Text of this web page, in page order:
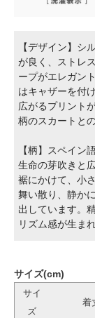
【デザイン】シ
が良く、ストレ
ープがエレガン
はキャザーを付
広がるプリント
柄のスカートと
【柄】スペイン
生命の芽吹きと
裾にかけて、小
舞い散り、静か
出しています。
リズム感が生ま
サイズ(cm)
サイ
ズ
着